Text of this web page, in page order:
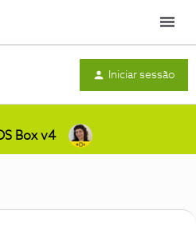
Menu
Iniciar sessão
Box v4